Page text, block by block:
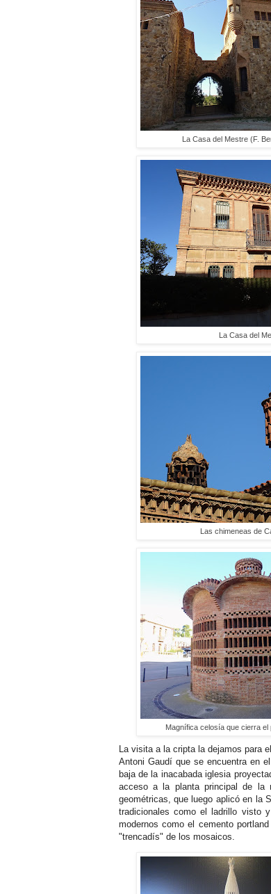
La Casa del Mestre (F.
La Casa del
Las chimeneas de
Magnífica celosía que cierra el
La visita a la cripta la dejamos para
Antoni Gaudí que se encuentra en
baja de la inacabada iglesia
acceso a la planta principal de la
geométricas, que luego aplicó en la
tradicionales como el ladrillo visto
modernos como el cemento
"trencadís" de los mosaicos.